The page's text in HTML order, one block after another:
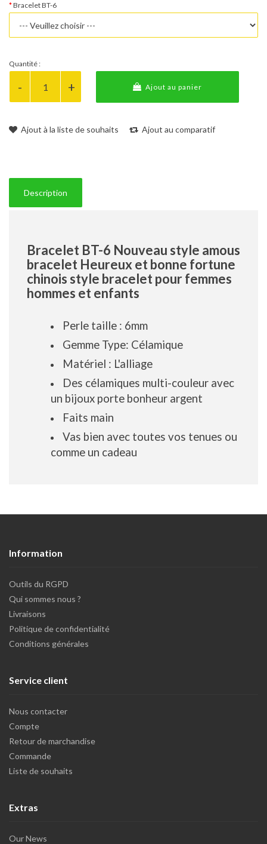
Bracelet BT-6
Quantité :
Ajout au panier
Ajout à la liste de souhaits Ajout au comparatif
Description
Bracelet BT-6 Nouveau style amous
bracelet Heureux et bonne fortune
chinois style bracelet pour femmes
hommes et enfants
Perle taille : 6mm
Gemme Type: Célamique
Matériel : L'alliage
Des célamiques multi-couleur avec
un bijoux porte bonheur argent
Faits main
Vas bien avec toutes vos tenues ou
comme un cadeau
Information
Outils du RGPD
Qui sommes nous ?
Livraisons
Politique de confidentialité
Conditions générales
Service client
Nous contacter
Compte
Retour de marchandise
Commande
Liste de souhaits
Extras
Our News